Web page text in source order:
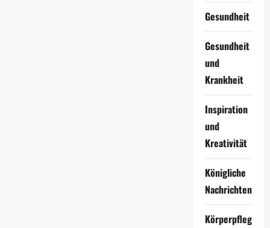
Gesundheit
Gesundheit
und
Krankheit
Inspiration
und
Kreativität
Königliche
Nachrichten
Körperpflege